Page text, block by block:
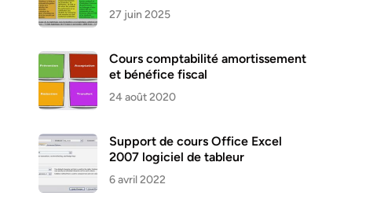
27 juin 2025
Cours comptabilité amortissement
et bénéfice fiscal
24 août 2020
Support de cours Office Excel
2007 logiciel de tableur
6 avril 2022